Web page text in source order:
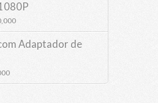
Adaptador de